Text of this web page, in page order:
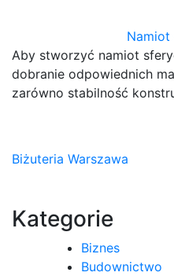
Aby stworzyć namiot
dobranie odpowiednich
zarówno stabilność
Nawigacja
Biżuteria Warszawa
Kategorie
Biznes
Budownictwo